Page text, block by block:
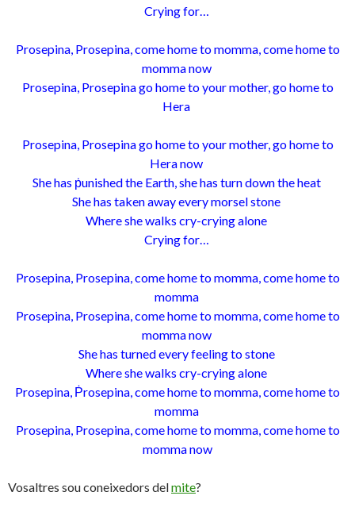
Crying for…
Prosepina, Prosepina, come home to momma, come home to
momma now
Prosepina, Prosepina go home to your mother, go home to
Hera
Prosepina, Prosepina go home to your mother, go home to
Hera now
She has ṗunished the Earth, she has turn down the heat
She has taken away every morsel stone
Where she walks cry-crying alone
Crying for…
Prosepina, Prosepina, come home to momma, come home to
momma
Prosepina, Prosepina, come home to momma, come home to
momma now
She has turned every feeling to stone
Where she walks cry-crying alone
Prosepina, Ṗrosepina, come home to momma, come home to
momma
Prosepina, Prosepina, come home to momma, come home to
momma now
Vosaltres sou coneixedors delmite?